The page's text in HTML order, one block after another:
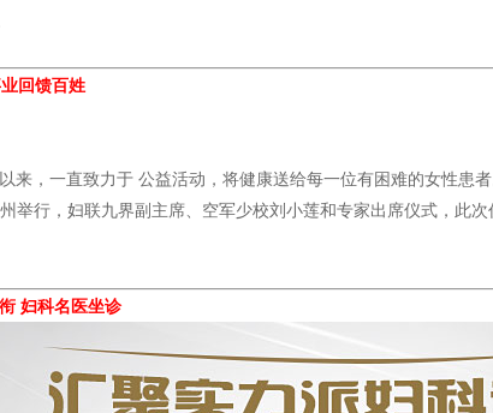
回馈百姓
来，一直致力于 公益活动，将健康送给每一位有困难的女性患
行，妇联九界副主席、空军少校刘小莲和专家出席仪式，此
妇科名医坐诊